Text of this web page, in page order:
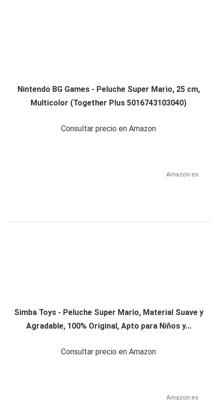
Nintendo BG Games - Peluche Super Mario, 25 cm,
Multicolor (Together Plus 5016743103040)
Consultar precio en Amazon
Amazon.es
Simba Toys - Peluche Super Mario, Material Suave y
Agradable, 100% Original, Apto para Niños y...
Consultar precio en Amazon
Amazon.es